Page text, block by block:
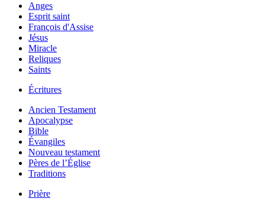
Anges
Esprit saint
François d'Assise
Jésus
Miracle
Reliques
Saints
Écritures
Ancien Testament
Apocalypse
Bible
Évangiles
Nouveau testament
Pères de l’Église
Traditions
Prière